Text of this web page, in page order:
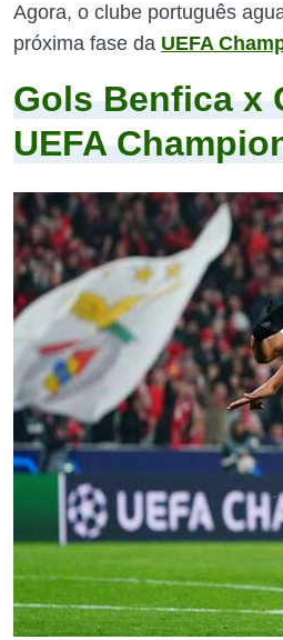
Agora, o clube português
próxima fase da UEFA
Gols Benfica x
UEFA